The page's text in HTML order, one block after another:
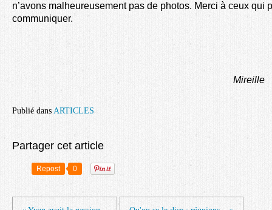
n’avons malheureusement pas de photos. Merci à ceux qui
communiquer.
Mireille
Publié dans ARTICLES
Partager cet article
Repost 0